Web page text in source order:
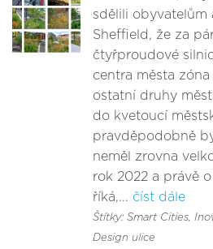
sdělili obyvatelům
Sheffield, že za
čtyřproudové
centra města
ostatní druhy
do kvetoucí
pravděpodobně
neměl zrovna
rok 2022 a právě
říká,... číst dále
Štítky: Smart Cities,
Design ulice